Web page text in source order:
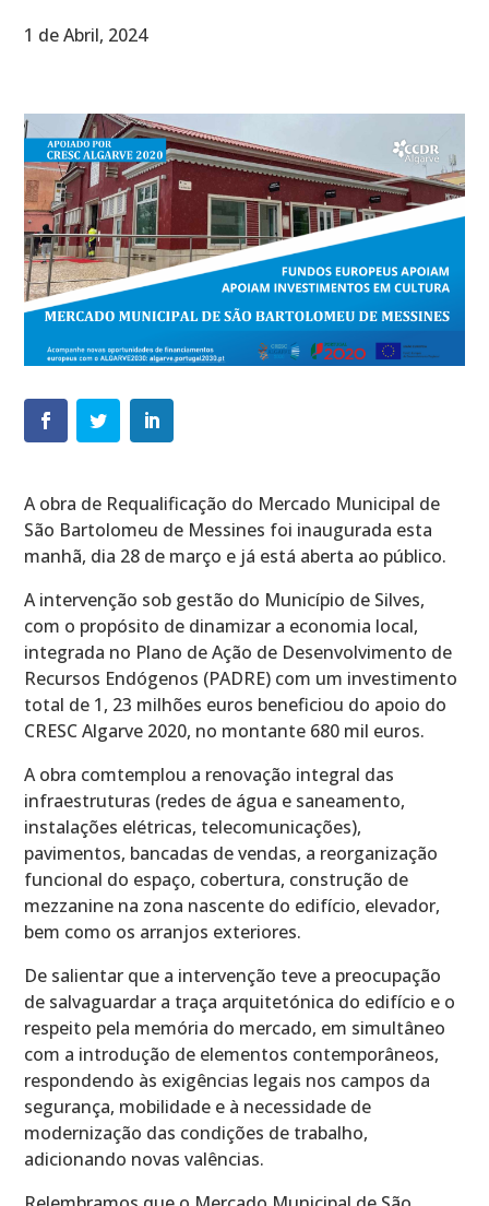
1 de Abril, 2024
A obra de Requalificação do Mercado Municipal de
São Bartolomeu de Messines foi inaugurada esta
manhã, dia 28 de março e já está aberta ao público.
A intervenção sob gestão do Município de Silves,
com o propósito de dinamizar a economia local,
integrada no Plano de Ação de Desenvolvimento de
Recursos Endógenos (PADRE) com um investimento
total de 1, 23 milhões euros beneficiou do apoio do
CRESC Algarve 2020, no montante 680 mil euros.
A obra comtemplou a renovação integral das
infraestruturas (redes de água e saneamento,
instalações elétricas, telecomunicações),
pavimentos, bancadas de vendas, a reorganização
funcional do espaço, cobertura, construção de
mezzanine na zona nascente do edifício, elevador,
bem como os arranjos exteriores.
De salientar que a intervenção teve a preocupação
de salvaguardar a traça arquitetónica do edifício e o
respeito pela memória do mercado, em simultâneo
com a introdução de elementos contemporâneos,
respondendo às exigências legais nos campos da
segurança, mobilidade e à necessidade de
modernização das condições de trabalho,
adicionando novas valências.